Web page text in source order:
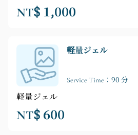
NT$ 1,000
軽量ジェル
Service Time：90 分
軽量ジェル
NT$ 600